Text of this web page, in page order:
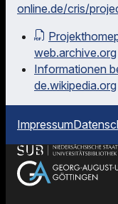
online.de/cris/
web.archive.org
Informationen
de.wikipedia.org
Impressum